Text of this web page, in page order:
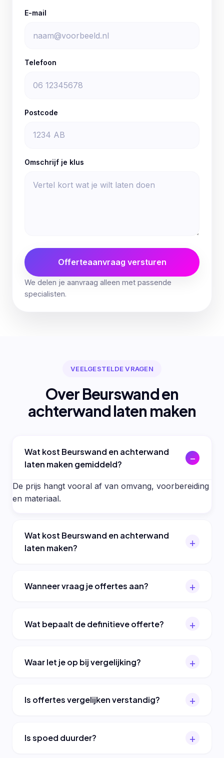
E-mail
Telefoon
Postcode
Omschrijf je klus
Offerteaanvraag versturen
We delen je aanvraag alleen met passende
specialisten.
VEELGESTELDE VRAGEN
Over Beurswand en
achterwand laten maken
Wat kost Beurswand en achterwand
laten maken gemiddeld?
De prijs hangt vooral af van omvang, voorbereiding
en materiaal.
Wat kost Beurswand en achterwand
laten maken?
Wanneer vraag je offertes aan?
Wat bepaalt de definitieve offerte?
Waar let je op bij vergelijking?
Is offertes vergelijken verstandig?
Is spoed duurder?